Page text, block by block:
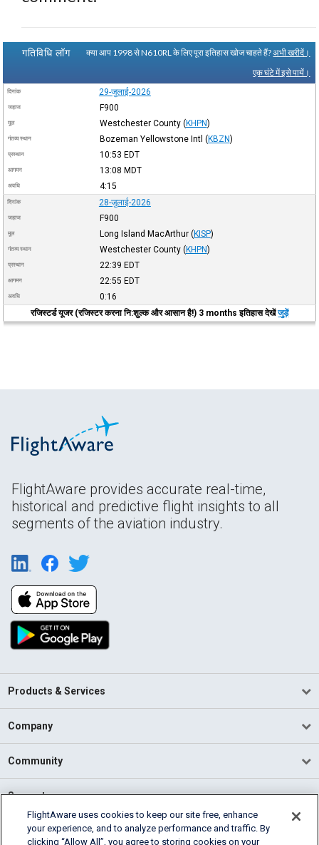
गतिविधि लॉग क्या आप 1998 से N610RL के लिए पूरा इतिहास खोज चाहते हैं?अभी खरीदें।
एक घंटे में इसे पायें।
दिनांक 29-जुलाई-2026
जहाज F900
मूल Westchester County (KHPN)
गंतव्य स्थान Bozeman Yellowstone Intl (KBZN)
प्रस्थान 10:53 EDT
आगमन 13:08 MDT
अवधि 4:15
दिनांक 28-जुलाई-2026
जहाज F900
मूल Long Island MacArthur (KISP)
गंतव्य स्थान Westchester County (KHPN)
प्रस्थान 22:39 EDT
आगमन 22:55 EDT
अवधि
0:16
रजिस्टर्ड यूजर (रजिस्टर करना नि:शुल्क और आसान है!) 3 months इतिहास देखेंजुड़ें
FlightAware provides accurate real-time,
historical and predictive flight insights to all
segments of the aviation industry.
Products & Services
Company
Community
Support
English (USA)
FlightAware uses cookies to keep our site free, enhance
your experience, and to analyze performance and traffic. By
clicking “Allow All”, you agree to storing cookies on your